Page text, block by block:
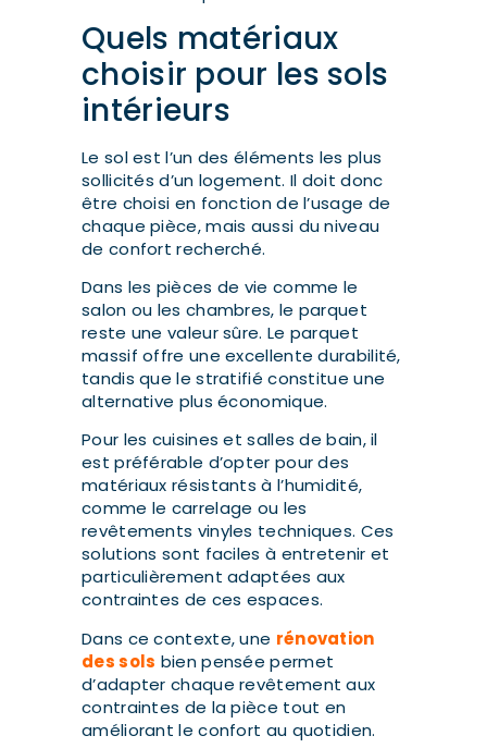
Quels matériaux
choisir pour les sols
intérieurs
Le sol est l’un des éléments les plus
sollicités d’un logement. Il doit donc
être choisi en fonction de l’usage de
chaque pièce, mais aussi du niveau
de confort recherché.
Dans les pièces de vie comme le
salon ou les chambres, le parquet
reste une valeur sûre. Le parquet
massif offre une excellente durabilité,
tandis que le stratifié constitue une
alternative plus économique.
Pour les cuisines et salles de bain, il
est préférable d’opter pour des
matériaux résistants à l’humidité,
comme le carrelage ou les
revêtements vinyles techniques. Ces
solutions sont faciles à entretenir et
particulièrement adaptées aux
contraintes de ces espaces.
Dans ce contexte, une rénovation
des sols bien pensée permet
d’adapter chaque revêtement aux
contraintes de la pièce tout en
améliorant le confort au quotidien.